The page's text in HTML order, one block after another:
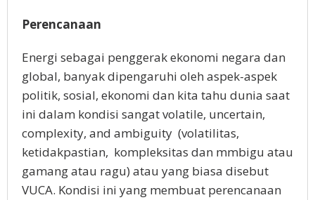
Perencanaan
Energi sebagai penggerak ekonomi negara dan
global, banyak dipengaruhi oleh aspek-aspek
politik, sosial, ekonomi dan kita tahu dunia saat
ini dalam kondisi sangat volatile, uncertain,
complexity, and ambiguity (volatilitas,
ketidakpastian, kompleksitas dan mmbigu atau
gamang atau ragu) atau yang biasa disebut
VUCA. Kondisi ini yang membuat perencanaan